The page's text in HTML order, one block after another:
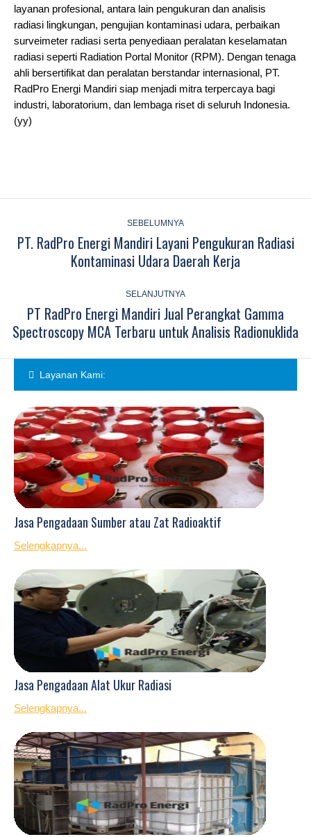
layanan profesional, antara lain pengukuran dan analisis
radiasi lingkungan, pengujian kontaminasi udara, perbaikan
surveimeter radiasi serta penyediaan peralatan keselamatan
radiasi seperti Radiation Portal Monitor (RPM). Dengan tenaga
ahli bersertifikat dan peralatan berstandar internasional, PT.
RadPro Energi Mandiri siap menjadi mitra terpercaya bagi
industri, laboratorium, dan lembaga riset di seluruh Indonesia.
(yy)
SEBELUMNYA
Previous
post:
PT. RadPro Energi Mandiri Layani Pengukuran Radiasi
Kontaminasi Udara Daerah Kerja
SELANJUTNYA
Next
post:
PT RadPro Energi Mandiri Jual Perangkat Gamma
Spectroscopy MCA Terbaru untuk Analisis Radionuklida
Layanan Kami:
Jasa Pengadaan Sumber atau Zat Radioaktif
Selengkapnya...
Jasa Pengadaan Alat Ukur Radiasi
Selengkapnya...